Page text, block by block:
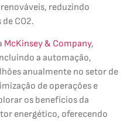
reduzindo
CO2.
McKinsey & Company,
a automação,
anualmente no setor de
de operações e
os benefícios da
energético, oferecendo